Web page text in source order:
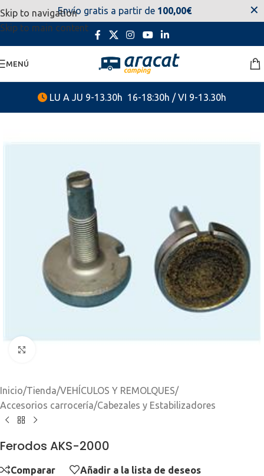
Skip to navigation
Skip to main content
estaremos disponibles. Disculpen las molestias.
MENÚ
LU A JU 9-13.30h 16-18:30h / VI 9-13.30h
Envío gratis a partir de 100,00€ ✕
Inicio/Tienda/VEHÍCULOS Y REMOLQUES/
Accesorios carrocería/Cabezales y Estabilizadores
Ferodos AKS-2000
Comparar Añadir a la lista de deseos